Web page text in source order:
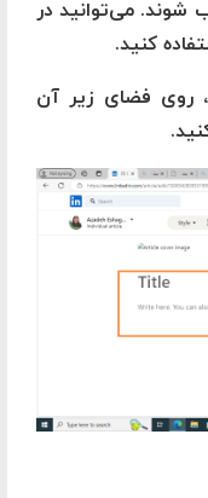
شوند. می‌توانید در
کنید.
روی فضای زیر آن